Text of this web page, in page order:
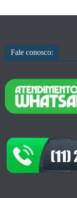
Fale conosco: